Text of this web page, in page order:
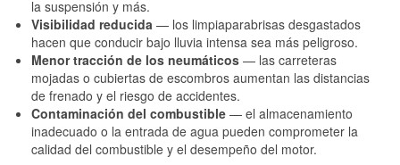
la suspensión y más.
Visibilidad reducida — los limpiaparabrisas desgastados
hacen que conducir bajo lluvia intensa sea más peligroso.
Menor tracción de los neumáticos — las carreteras
mojadas o cubiertas de escombros aumentan las distancias
de frenado y el riesgo de accidentes.
Contaminación del combustible — el almacenamiento
inadecuado o la entrada de agua pueden comprometer la
calidad del combustible y el desempeño del motor.